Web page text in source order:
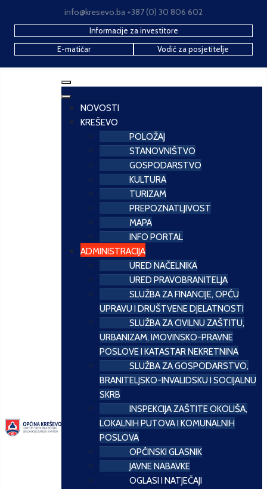
info@kresevo.ba +387 (0) 30 806 602
Informacije za investitore
E-matičar
Vodič za posjetitelje
NOVOSTI
KREŠEVO
POLOŽAJ
STANOVNIŠTVO
GOSPODARSTVO
KULTURA
TURIZAM
PREPOZNATLJIVOST
MAPA
INFO PORTAL
ADMINISTRACIJA
URED NAČELNIKA
URED PRAVOBRANITELJA
SLUŽBA ZA FINANCIJE, OPĆU
UPRAVU I DRUŠTVENE DJELATNOSTI
SLUŽBA ZA CIVILNU ZAŠTITU,
URBANIZAM, IMOVINSKO-PRAVNE
POSLOVE I KATASTAR NEKRETNINA
SLUŽBA ZA GOSPODARSTVO,
BRANITELJSKO-INVALIDSKU I SOCIJALNU
SKRB
INSPEKCIJA ZAŠTITE OKOLIŠA,
LOKALNIH PUTOVA I KOMUNALNIH
POSLOVA
OPĆINSKI GLASNIK
JAVNE NABAVKE
OGLASI I NATJEČAJI